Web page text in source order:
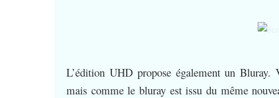
L’édition UHD propose également un Bluray.
mais comme le bluray est issu du même